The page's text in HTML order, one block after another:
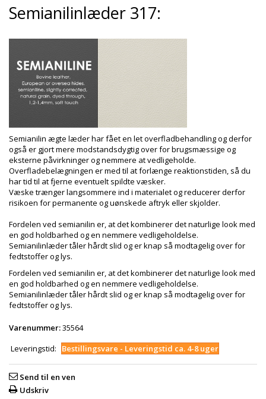
Semianilinlæder 317:
Semianilin ægte læder har fået en let overfladbehandling og derfor
også er gjort mere modstandsdygtig over for brugsmæssige og
eksterne påvirkninger og nemmere at vedligeholde.
Overfladebelægningen er med til at forlænge reaktionstiden, så du
har tid til at fjerne eventuelt spildte væsker.
Væske trænger langsommere ind i materialet og reducerer derfor
risikoen for permanente og uønskede aftryk eller skjolder.
Fordelen ved semianilin er, at det kombinerer det naturlige look med
en god holdbarhed og en nemmere vedligeholdelse.
Semianilinlæder tåler hårdt slid og er knap så modtagelig over for
fedtstoffer og lys.
Fordelen ved semianilin er, at det kombinerer det naturlige look med
en god holdbarhed og en nemmere vedligeholdelse.
Semianilinlæder tåler hårdt slid og er knap så modtagelig over for
fedtstoffer og lys.
Varenummer:35564
Leveringstid:
Bestillingsvare - Leveringstid ca. 4-8 uger
Send til en ven
Udskriv